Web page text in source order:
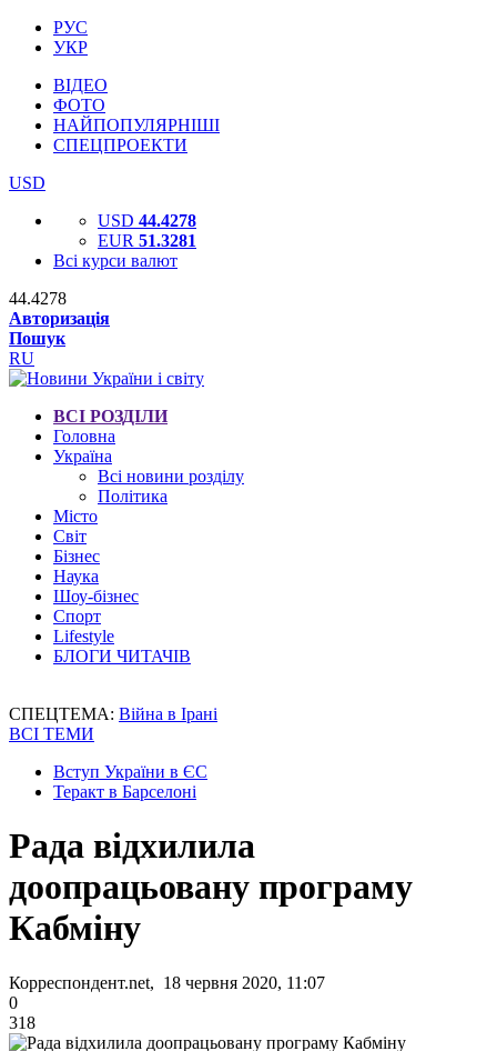
РУС
УКР
ВІДЕО
ФОТО
НАЙПОПУЛЯРНІШІ
СПЕЦПРОЕКТИ
USD
USD 44.4278
EUR 51.3281
Всі курси валют
44.4278
Авторизація
Пошук
RU
ВСІ РОЗДІЛИ
Головна
Україна
Всі новини розділу
Політика
Місто
Світ
Бізнес
Наука
Шоу-бізнес
Спорт
Lifestyle
БЛОГИ ЧИТАЧІВ
СПЕЦТЕМА: Війна в Ірані
ВСІ ТЕМИ
Вступ України в ЄС
Теракт в Барселоні
Рада відхилила
доопрацьовану програму
Кабміну
Корреспондент.net, 18 червня 2020, 11:07
0
318